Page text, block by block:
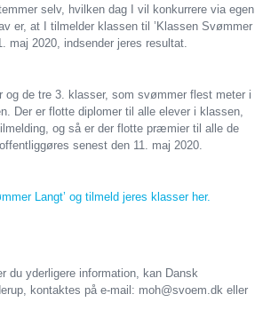
selv, hvilken dag I vil konkurrere via egen
er, at I tilmelder klassen til ’Klassen Svømmer
maj 2020, indsender jeres resultat.
og de tre 3. klasser, som svømmer flest meter i
Der er flotte diplomer til alle elever i klassen,
og så er der flotte præmier til alle de
senest den 11. maj 2020.
Langt’ og tilmeld jeres klasser her.
du yderligere information, kan Dansk
kontaktes på e-mail: moh@svoem.dk eller